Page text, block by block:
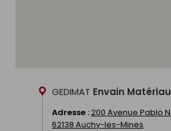
GEDIMAT Envain
Adresse :200 Avenue Pablo
62138 Auchy-les-Mines